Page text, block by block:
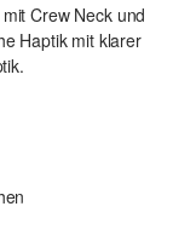
Crew Neck und
Haptik mit klarer